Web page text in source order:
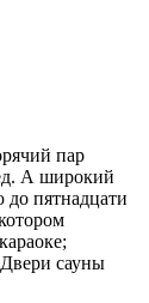
пар
А широкий
пятнадцати
сауны